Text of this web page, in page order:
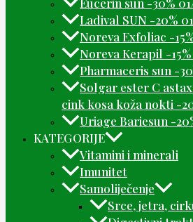
Ladival SUN -20%
Noreva Exfoliac -
Noreva Kerapil -
Pharmaceris sun -
Solgar ester C
cink kosa koža nokti -
Uriage Bariesun -
KATEGORIJE
Vitamini i minerali
Imunitet
Samoliječenje
Srce, jetra,